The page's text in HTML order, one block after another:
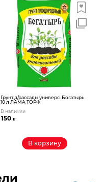
Грунт д/рассады универс. Богатырь
10 л ЛАМА ТОРФ
В наличии
150₽
В корзину